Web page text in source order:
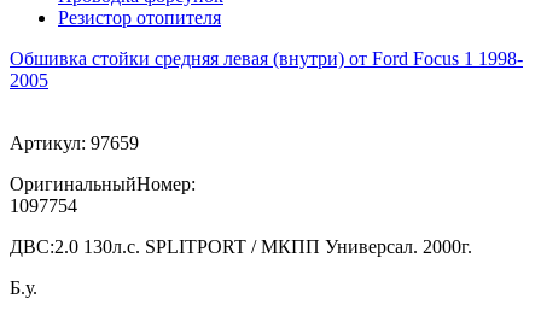
Резистор отопителя
Обшивка стойки средняя левая (внутри) от Ford Focus 1 1998-
2005
Артикул: 97659
ОригинальныйНомер:
1097754
ДВС:2.0 130л.с. SPLITPORT / МКПП Универсал. 2000г.
Б.у.